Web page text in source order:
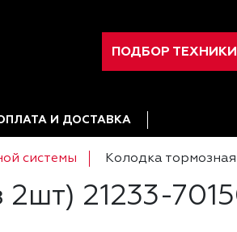
ПОДБОР ТЕХНИКИ
И ДОСТАВКА
системы Колодка
21233-